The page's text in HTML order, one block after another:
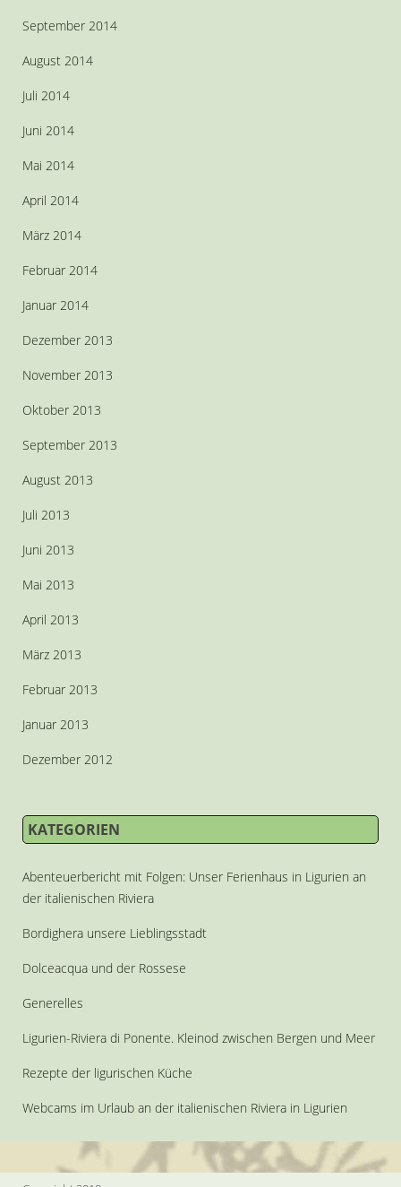
September 2014
August 2014
Juli 2014
Juni 2014
Mai 2014
April 2014
März 2014
Februar 2014
Januar 2014
Dezember 2013
November 2013
Oktober 2013
September 2013
August 2013
Juli 2013
Juni 2013
Mai 2013
April 2013
März 2013
Februar 2013
Januar 2013
Dezember 2012
KATEGORIEN
Abenteuerbericht mit Folgen: Unser Ferienhaus in Ligurien an
der italienischen Riviera
Bordighera unsere Lieblingsstadt
Dolceacqua und der Rossese
Generelles
Ligurien-Riviera di Ponente. Kleinod zwischen Bergen und Meer
Rezepte der ligurischen Küche
Webcams im Urlaub an der italienischen Riviera in Ligurien